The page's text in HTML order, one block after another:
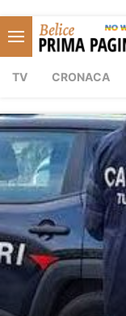
TV CRONACA